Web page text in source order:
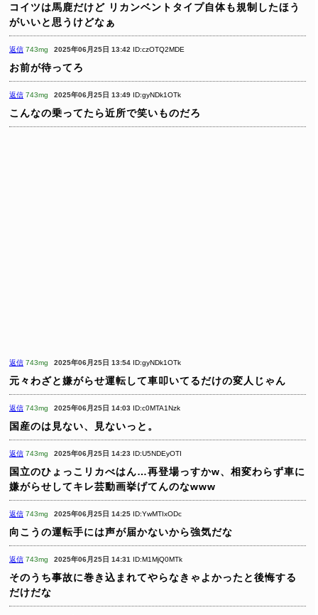
コイツは馬鹿だけど リカンベントタイプ自体も規制したほう
がいいと思うけどなぁ
返信 743mg 2025年06月25日 13:42 ID:czOTQ2MDE
お前が待ってろ
返信 743mg 2025年06月25日 13:49 ID:gyNDk1OTk
こんなの乗ってたら近所で笑いものだろ
返信 743mg 2025年06月25日 13:54 ID:gyNDk1OTk
元々わざと嫌がらせ運転して車叩いてるだけの変人じゃん
返信 743mg 2025年06月25日 14:03 ID:c0MTA1Nzk
国産のは見ない、見ないっと。
返信 743mg 2025年06月25日 14:23 ID:U5NDEyOTI
国立のひょっこリカべはん…再登場っすかw、相変わらず車に
嫌がらせしてキレ芸動画挙げてんのなwww
返信 743mg 2025年06月25日 14:25 ID:YwMTIxODc
向こうの運転手には声が届かないから強気だな
返信 743mg 2025年06月25日 14:31 ID:M1MjQ0MTk
そのうち事故に巻き込まれてやらなきゃよかったと後悔する
だけだな